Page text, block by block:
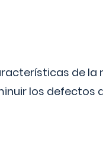
de la
los defectos